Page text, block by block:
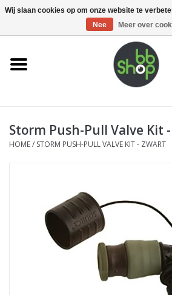
Home
Supplies
UPGRADE PARTS
Storm Push-Pull Valve Kit
HOME/ STORM PUSH-PULL VALVE KIT - ZWART
Wij slaan cookies op om onze website te
Nee
Meer over